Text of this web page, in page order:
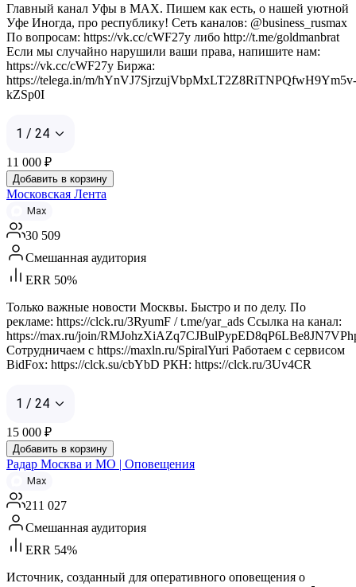
Главный канал Уфы в MAX. Пишем как есть, о нашей уютной
Уфе Иногда, про республику! Сеть каналов: @business_rusmax
По вопросам: https://vk.cc/cWF27y либо http://t.me/goldmanbrat
Если мы случайно нарушили ваши права, напишите нам:
https://vk.cc/cWF27y Биржа:
https://telega.in/m/hYnVJ7SjrzujVbpMxLT2Z8RiTNPQfwH9Ym5v-
kZSp0I
1 / 24
11 000 ₽
Добавить в корзину
Московская Лента
Max
30 509
Смешанная аудитория
ERR 50%
Только важные новости Москвы. Быстро и по делу. По
рекламе: https://clck.ru/3RyumF / t.me/yar_ads Ссылка на канал:
https://max.ru/join/
Сотрудничаем с https://maxln.ru/SpiralYuri Работаем с сервисом
BidFox: https://clck.su/cbYbD РКН: https://clck.ru/3Uv4CR
1 / 24
15 000 ₽
Добавить в корзину
Радар Москва и МО | Оповещения
Max
211 027
Смешанная аудитория
ERR 54%
Источник, созданный для оперативного оповещения о